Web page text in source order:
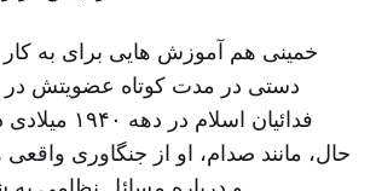
خمینی هم آموزش هایی برای به
دستی در مدت کوتاه عضویتش در
فدائیان اسلام
حال، مانند صدام، او از جنگاوری